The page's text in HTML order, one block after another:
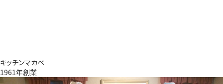
キッチンマカベ
1961年創業